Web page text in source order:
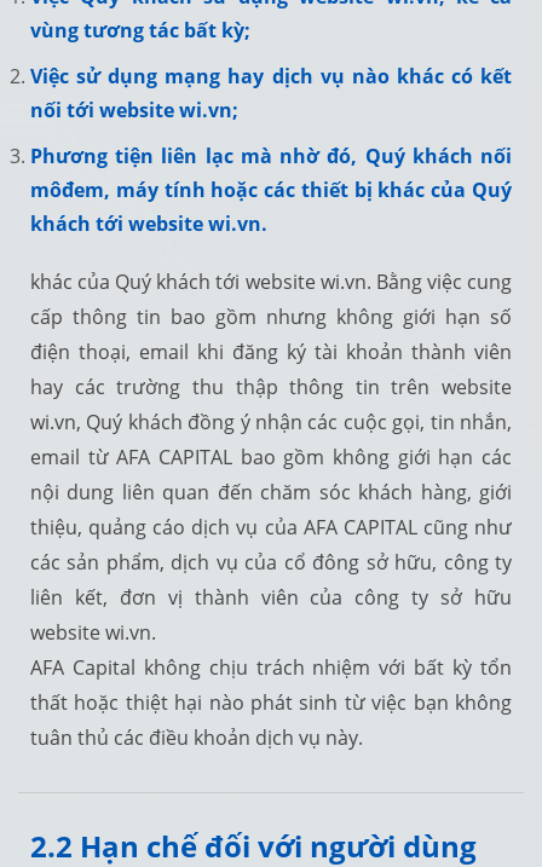
vùng tương tác bất kỳ;
Việc sử dụng mạng hay dịch vụ nào khác có kết
nối tới website wi.vn;
Phương tiện liên lạc mà nhờ đó, Quý khách nối
môđem, máy tính hoặc các thiết bị khác của Quý
khách tới website wi.vn.
khác của Quý khách tới website wi.vn. Bằng việc cung
cấp thông tin bao gồm nhưng không giới hạn số
điện thoại, email khi đăng ký tài khoản thành viên
hay các trường thu thập thông tin trên website
wi.vn, Quý khách đồng ý nhận các cuộc gọi, tin nhắn,
email từ AFA CAPITAL bao gồm không giới hạn các
nội dung liên quan đến chăm sóc khách hàng, giới
thiệu, quảng cáo dịch vụ của AFA CAPITAL cũng như
các sản phẩm, dịch vụ của cổ đông sở hữu, công ty
liên kết, đơn vị thành viên của công ty sở hữu
website wi.vn.
AFA Capital không chịu trách nhiệm với bất kỳ tổn
thất hoặc thiệt hại nào phát sinh từ việc bạn không
tuân thủ các điều khoản dịch vụ này.
2.2 Hạn chế đối với người dùng